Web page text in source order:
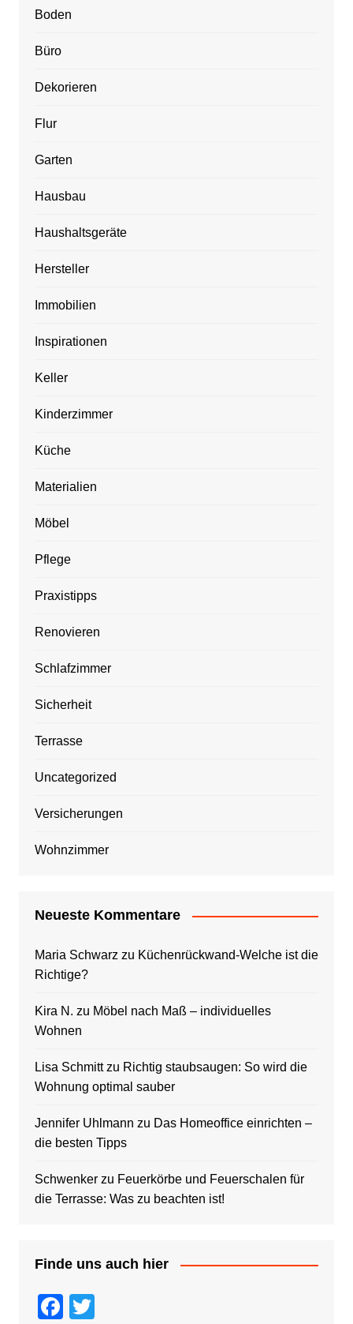
Boden
Büro
Dekorieren
Flur
Garten
Hausbau
Haushaltsgeräte
Hersteller
Immobilien
Inspirationen
Keller
Kinderzimmer
Küche
Materialien
Möbel
Pflege
Praxistipps
Renovieren
Schlafzimmer
Sicherheit
Terrasse
Uncategorized
Versicherungen
Wohnzimmer
Neueste Kommentare
Maria Schwarz zu Küchenrückwand-Welche ist die
Richtige?
Kira N. zu Möbel nach Maß – individuelles
Wohnen
Lisa Schmittzu Richtig staubsaugen: So wird die
Wohnung optimal sauber
Jennifer Uhlmann zu Das Homeoffice einrichten –
die besten Tipps
Schwenkerzu Feuerkörbe und Feuerschalen für
die Terrasse: Was zu beachten ist!
Finde uns auch hier
F